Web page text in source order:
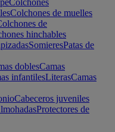
Colchones
Colchones de muelles
de
hinchables
SomieresPatas de
doblesCamas
infantilesLiterasCamas
Cabeceros juveniles
Protectores de